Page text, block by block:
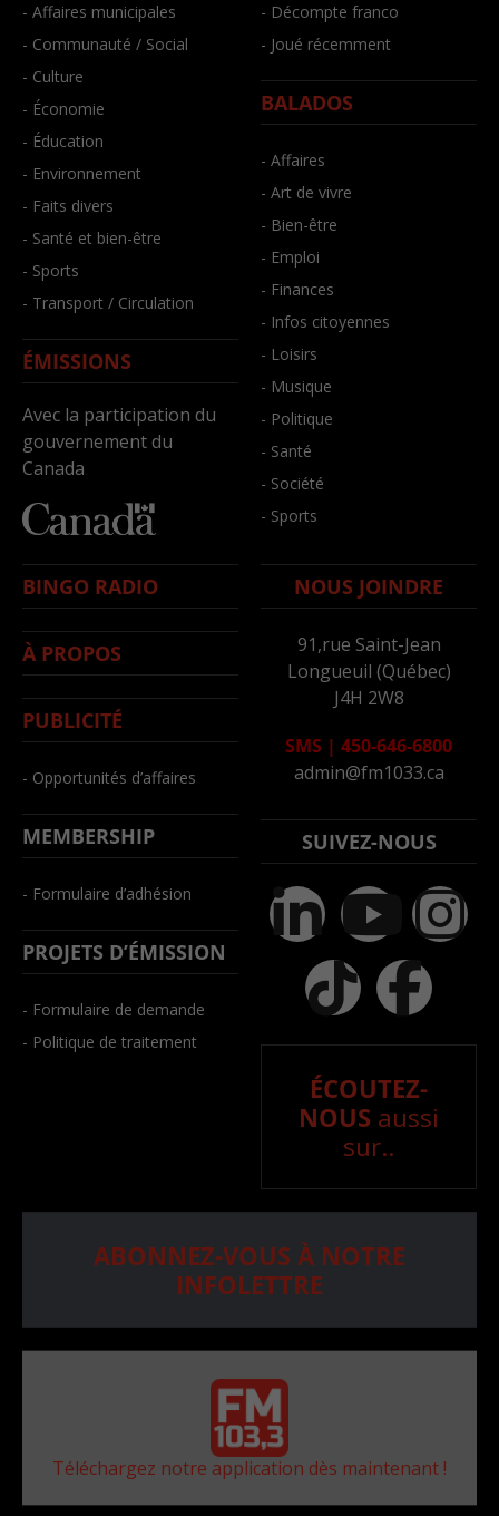
- Affaires municipales
- Communauté / Social
- Culture
- Économie
- Éducation
- Environnement
- Faits divers
- Santé et bien-être
- Sports
- Transport / Circulation
ÉMISSIONS
Avec la participation du
gouvernement du
Canada
- Décompte franco
- Joué récemment
BALADOS
- Affaires
- Art de vivre
- Bien-être
- Emploi
- Finances
- Infos citoyennes
- Loisirs
- Musique
- Politique
- Santé
- Société
- Sports
BINGO RADIO
À PROPOS
PUBLICITÉ
- Opportunités d’affaires
MEMBERSHIP
- Formulaire d’adhésion
PROJETS D’ÉMISSION
- Formulaire de demande
- Politique de traitement
NOUS JOINDRE
91,rue Saint-Jean
Longueuil (Québec)
J4H 2W8
SMS | 450-646-6800
admin@fm1033.ca
SUIVEZ-NOUS
ÉCOUTEZ-
NOUS aussi
sur..
ABONNEZ-VOUS À NOTRE
INFOLETTRE
Téléchargez notre application dès maintenant !